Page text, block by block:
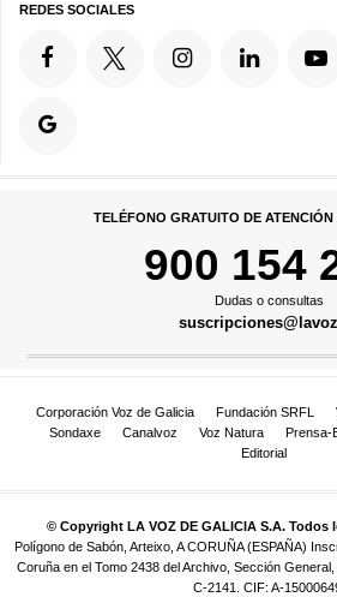
REDES SOCIALES
TELÉFONO GRATUITO DE
900 154
Dudas o consultas
Corporación Voz de Galicia Fundación SRFL
Sondaxe
Canalvoz Voz Natura Prensa-
Editorial
© Copyright LA VOZ DE GALICIA S.A. Todos
Polígono de Sabón, Arteixo, A CORUÑA (ESPAÑA)
Coruña en el Tomo 2438 del Archivo, Sección
C-2141. CIF: A-